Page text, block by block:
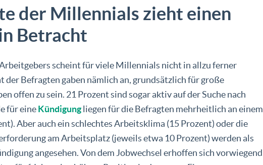
der Millennials zieht einen
Betracht
scheint für viele Millennials nicht in allzu ferner
der Befragten gaben nämlich an, grundsätzlich für große
offen zu sein. 21 Prozent sind sogar aktiv auf der Suche nach
für eineKündigungliegen für die Befragten mehrheitlich an einem
Aber auch ein schlechtes Arbeitsklima (15 Prozent) oder die
am Arbeitsplatz (jeweils etwa 10 Prozent) werden als
angesehen. Von dem Jobwechsel erhoffen sich vorwiegend